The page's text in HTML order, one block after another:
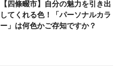
【四條畷市】自分の魅力を引き出
してくれる色！「パーソナルカラ
ー」は何色かご存知ですか？